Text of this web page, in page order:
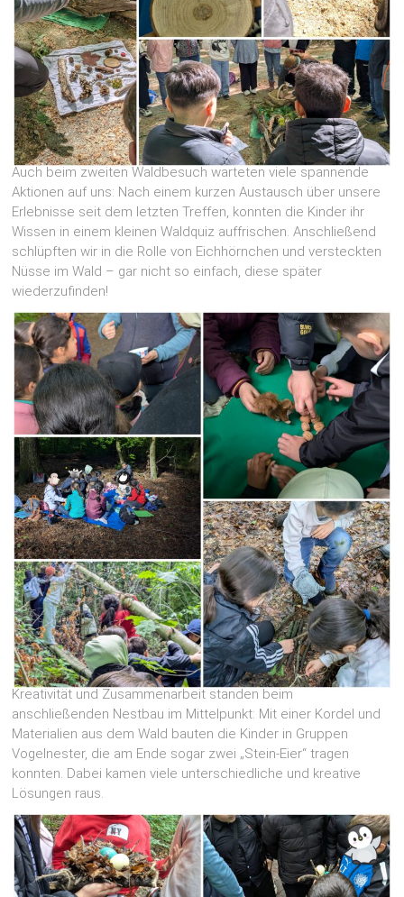
Auch beim zweiten Waldbesuch warteten viele spannende
Aktionen auf uns: Nach einem kurzen Austausch über unsere
Erlebnisse seit dem letzten Treffen, konnten die Kinder ihr
Wissen in einem kleinen Waldquiz auffrischen. Anschließend
schlüpften wir in die Rolle von Eichhörnchen und versteckten
Nüsse im Wald – gar nicht so einfach, diese später
wiederzufinden!
Kreativität und Zusammenarbeit standen beim
anschließenden Nestbau im Mittelpunkt: Mit einer Kordel und
Materialien aus dem Wald bauten die Kinder in Gruppen
Vogelnester, die am Ende sogar zwei „Stein-Eier“ tragen
konnten. Dabei kamen viele unterschiedliche und kreative
Lösungen raus.